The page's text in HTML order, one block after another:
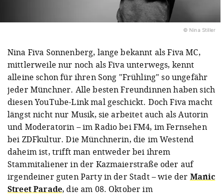
© Nina Stiller
Nina Fiva Sonnenberg, lange bekannt als Fiva MC,
mittlerweile nur noch als Fiva unterwegs, kennt
alleine schon für ihren Song "Frühling" so ungefähr
jeder Münchner. Alle besten Freundinnen haben sich
diesen YouTube-Link mal geschickt. Doch Fiva macht
längst nicht nur Musik, sie arbeitet auch als Autorin
und Moderatorin – im Radio bei FM4, im Fernsehen
bei ZDFkultur. Die Münchnerin, die im Westend
daheim ist, trifft man entweder bei ihrem
Stammitaliener in der Kazmaierstraße oder auf
irgendeiner guten Party in der Stadt – wie der Manic
Street Parade, die am 08. Oktober im